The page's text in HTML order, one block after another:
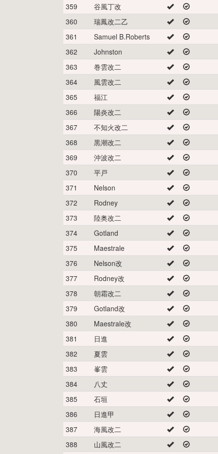
359
谷風丁改
360
瑞鳳改二乙
361
Samuel B.Roberts
362
Johnston
363
巻雲改二
364
風雲改二
365
福江
366
陽炎改二
367
不知火改二
368
黒潮改二
369
沖波改二
370
平戸
371
Nelson
372
Rodney
373
陸奥改二
374
Gotland
375
Maestrale
376
Nelson改
377
Rodney改
378
朝霜改二
379
Gotland改
380
Maestrale改
381
日進
382
夏雲
383
峯雲
384
八丈
385
石垣
386
日進甲
387
海風改二
388
山風改二